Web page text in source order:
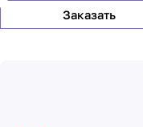
Заказать